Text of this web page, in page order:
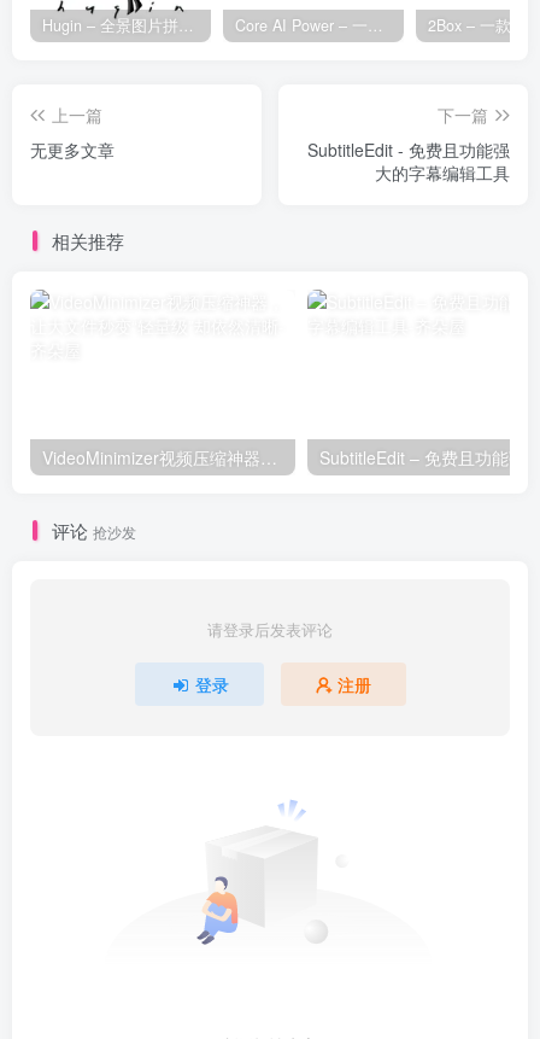
Hugin – 全景图片拼接工具 Core AI Power – 一款专为 WordPress 设计的 AI 增强插件
上一篇
无更多文章
下一篇
SubtitleEdit - 免费且功能强
大的字幕编辑工具
相关推荐
VideoMinimizer视频压缩神器，让大文件秒变“轻量级”却依然清晰
评论 抢沙发
请登录后发表评论
登录 注册